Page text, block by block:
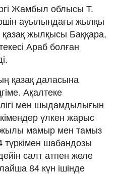
Жамбыл облысы Т.
ауылындағы жылқы
қазақ жылқысы Баққара,
Араб болған
қазақ даласына
Ақалтеке
мен шыдамдылығын
үлкен жарыс
мамыр мен тамыз
шабандозы
салт атпен желе
84 күн ішінде